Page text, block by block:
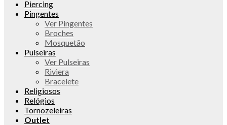
Piercing
Pingentes
Ver Pingentes
Broches
Mosquetão
Pulseiras
Ver Pulseiras
Riviera
Bracelete
Religiosos
Relógios
Tornozeleiras
Outlet